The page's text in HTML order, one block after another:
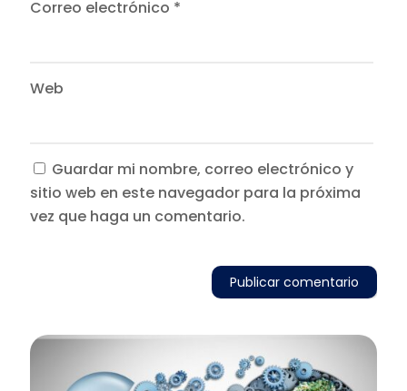
Correo electrónico *
Web
Guardar mi nombre, correo electrónico y
sitio web en este navegador para la próxima
vez que haga un comentario.